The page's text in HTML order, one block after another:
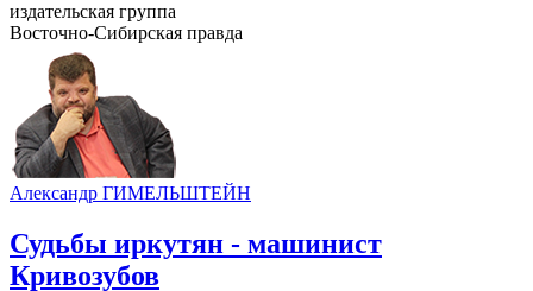
издательская группа
Восточно-Сибирская правда
Александр ГИМЕЛЬШТЕЙН
Судьбы иркутян - машинист
Кривозубов